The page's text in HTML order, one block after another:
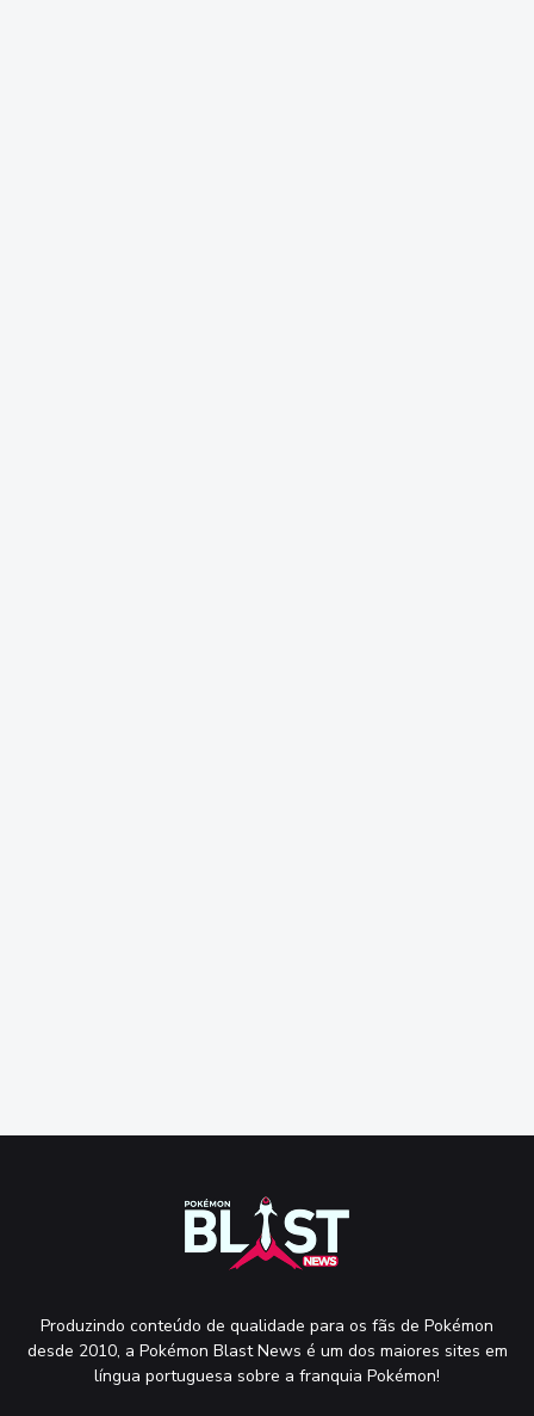
Produzindo conteúdo de qualidade para os fãs de Pokémon
desde 2010, a Pokémon Blast News é um dos maiores sites em
língua portuguesa sobre a franquia Pokémon!